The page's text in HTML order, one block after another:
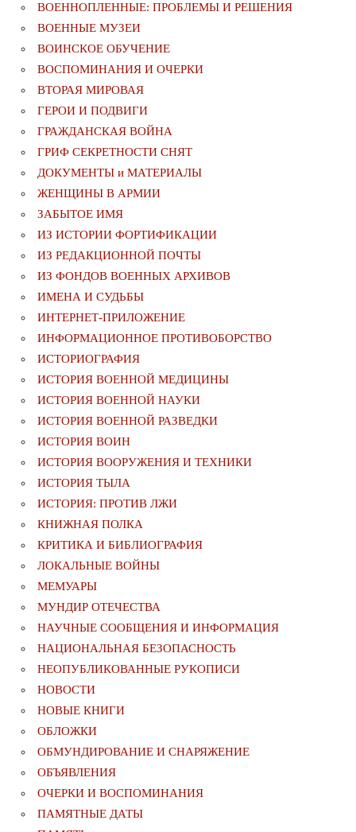
ВОЕННОПЛЕННЫЕ: ПРОБЛЕМЫ И РЕШЕНИЯ
ВОЕННЫЕ МУЗЕИ
ВОИНСКОЕ ОБУЧЕНИЕ
ВОСПОМИНАНИЯ И ОЧЕРКИ
ВТОРАЯ МИРОВАЯ
ГЕРОИ И ПОДВИГИ
ГРАЖДАНСКАЯ ВОЙНА
ГРИФ СЕКРЕТНОСТИ СНЯТ
ДОКУМЕНТЫ и МАТЕРИАЛЫ
ЖЕНЩИНЫ В АРМИИ
ЗАБЫТОЕ ИМЯ
ИЗ ИСТОРИИ ФОРТИФИКАЦИИ
ИЗ РЕДАКЦИОННОЙ ПОЧТЫ
ИЗ ФОНДОВ ВОЕННЫХ АРХИВОВ
ИМЕНА И СУДЬБЫ
ИНТЕРНЕТ-ПРИЛОЖЕНИЕ
ИНФОРМАЦИОННОЕ ПРОТИВОБОРСТВО
ИСТОРИОГРАФИЯ
ИСТОРИЯ ВОЕННОЙ МЕДИЦИНЫ
ИСТОРИЯ ВОЕННОЙ НАУКИ
ИСТОРИЯ ВОЕННОЙ РАЗВЕДКИ
ИСТОРИЯ ВОИН
ИСТОРИЯ ВООРУЖЕНИЯ И ТЕХНИКИ
ИСТОРИЯ ТЫЛА
ИСТОРИЯ: ПРОТИВ ЛЖИ
КНИЖНАЯ ПОЛКА
КРИТИКА И БИБЛИОГРАФИЯ
ЛОКАЛЬНЫЕ ВОЙНЫ
МЕМУАРЫ
МУНДИР ОТЕЧЕСТВА
НАУЧНЫЕ СООБЩЕНИЯ И ИНФОРМАЦИЯ
НАЦИОНАЛЬНАЯ БЕЗОПАСНОСТЬ
НЕОПУБЛИКОВАННЫЕ РУКОПИСИ
НОВОСТИ
НОВЫЕ КНИГИ
ОБЛОЖКИ
ОБМУНДИРОВАНИЕ И СНАРЯЖЕНИЕ
ОБЪЯВЛЕНИЯ
ОЧЕРКИ И ВОСПОМИНАНИЯ
ПАМЯТНЫЕ ДАТЫ